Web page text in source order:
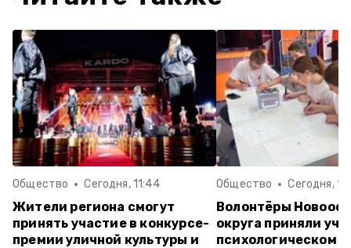
Общество Сегодня, 11:44
Жители региона смогут
принять участие в конкурсе-
премии уличной культуры и
Общество Сегодня,
Волонтёры
округа приняли
психологическом